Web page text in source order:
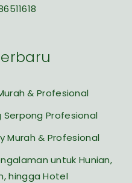
& Profesional
Serpong Profesional
Murah & Profesional
untuk Hunian,
hingga Hotel